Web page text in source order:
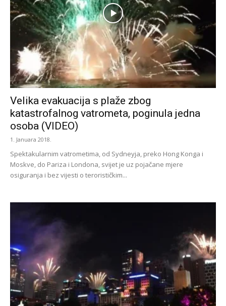
Velika evakuacija s plaže zbog
katastrofalnog vatrometa, poginula jedna
osoba (VIDEO)
1. Januara 2018.
Spektakularnim vatrometima, od Sydneyja, preko Hong Konga i
Moskve, do Pariza i Londona, svijet je uz pojačane mjere
osiguranja i bez vijesti o terorističkim...